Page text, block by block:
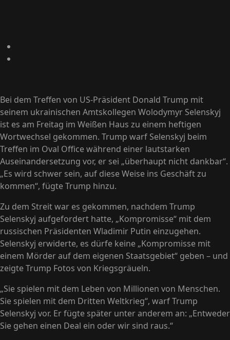
Bei dem Treffen von US-Präsident Donald Trump mit
seinem ukrainischen Amtskollegen Wolodymyr Selenskyj
ist es am Freitag im Weißen Haus zu einem heftigen
Wortwechsel gekommen. Trump warf Selenskyj beim
Treffen im Oval Office während einer lautstarken
Auseinandersetzung vor, er sei „überhaupt nicht dankbar“.
„Es wird schwer sein, auf diese Weise ins Geschäft zu
kommen“, fügte Trump hinzu.
Zu dem Streit war es gekommen, nachdem Trump
Selenskyj aufgefordert hatte, „Kompromisse“ mit dem
russischen Präsidenten Wladimir Putin einzugehen.
Selenskyj erwiderte, es dürfe keine „Kompromisse mit
einem Mörder auf dem eigenen Staatsgebiet“ geben – und
zeigte Trump Fotos von Kriegsgräueln.
„Sie spielen mit dem Leben von Millionen von Menschen.
Sie spielen mit dem Dritten Weltkrieg“, warf Trump
Selenskyj vor. Er fügte später unter anderem an: „Entweder
Sie gehen einen Deal ein oder wir sind raus.“